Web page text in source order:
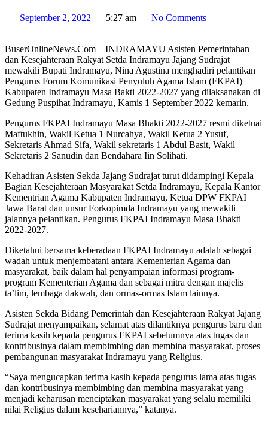
September 2, 2022 5:27 am No Comments
BuserOnlineNews.Com – INDRAMAYU Asisten Pemerintahan
dan Kesejahteraan Rakyat Setda Indramayu Jajang Sudrajat
mewakili Bupati Indramayu, Nina Agustina menghadiri pelantikan
Pengurus Forum Komunikasi Penyuluh Agama Islam (FKPAI)
Kabupaten Indramayu Masa Bakti 2022-2027 yang dilaksanakan di
Gedung Puspihat Indramayu, Kamis 1 September 2022 kemarin.
Pengurus FKPAI Indramayu Masa Bhakti 2022-2027 resmi diketuai
Maftukhin, Wakil Ketua 1 Nurcahya, Wakil Ketua 2 Yusuf,
Sekretaris Ahmad Sifa, Wakil sekretaris 1 Abdul Basit, Wakil
Sekretaris 2 Sanudin dan Bendahara Iin Solihati.
Kehadiran Asisten Sekda Jajang Sudrajat turut didampingi Kepala
Bagian Kesejahteraan Masyarakat Setda Indramayu, Kepala Kantor
Kementrian Agama Kabupaten Indramayu, Ketua DPW FKPAI
Jawa Barat dan unsur Forkopimda Indramayu yang mewakili
jalannya pelantikan. Pengurus FKPAI Indramayu Masa Bhakti
2022-2027.
Diketahui bersama keberadaan FKPAI Indramayu adalah sebagai
wadah untuk menjembatani antara Kementerian Agama dan
masyarakat, baik dalam hal penyampaian informasi program-
program Kementerian Agama dan sebagai mitra dengan majelis
ta’lim, lembaga dakwah, dan ormas-ormas Islam lainnya.
Asisten Sekda Bidang Pemerintah dan Kesejahteraan Rakyat Jajang
Sudrajat menyampaikan, selamat atas dilantiknya pengurus baru dan
terima kasih kepada pengurus FKPAI sebelumnya atas tugas dan
kontribusinya dalam membimbing dan membina masyarakat, proses
pembangunan masyarakat Indramayu yang Religius.
“Saya mengucapkan terima kasih kepada pengurus lama atas tugas
dan kontribusinya membimbing dan membina masyarakat yang
menjadi keharusan menciptakan masyarakat yang selalu memiliki
nilai Religius dalam kesehariannya,” katanya.